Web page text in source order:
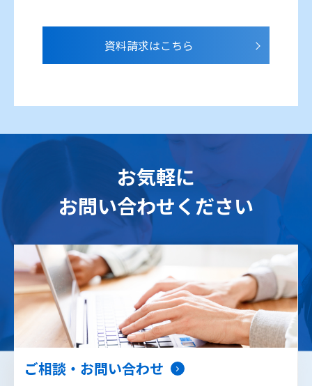
資料請求はこちら
お気軽に
お問い合わせください
ご相談・お問い合わせ